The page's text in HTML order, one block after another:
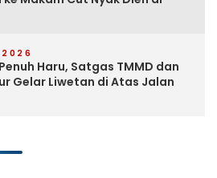
2026
Haru, Satgas TMMD dan
Gelar Liwetan di Atas Jalan